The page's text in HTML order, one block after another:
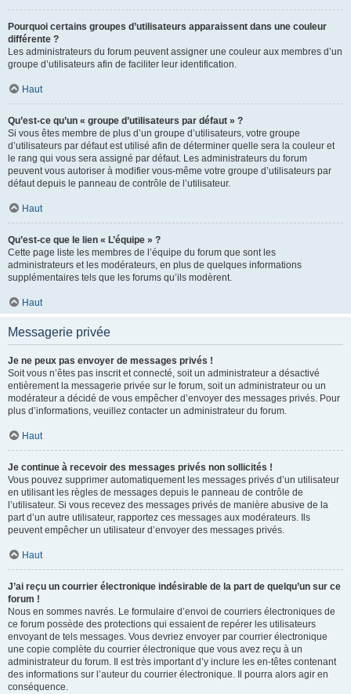
Pourquoi certains groupes d’utilisateurs apparaissent dans une couleur
différente ?
Les administrateurs du forum peuvent assigner une couleur aux membres d’un
groupe d’utilisateurs afin de faciliter leur identification.
Haut
Qu’est-ce qu’un « groupe d’utilisateurs par défaut » ?
Si vous êtes membre de plus d’un groupe d’utilisateurs, votre groupe
d’utilisateurs par défaut est utilisé afin de déterminer quelle sera la couleur et
le rang qui vous sera assigné par défaut. Les administrateurs du forum
peuvent vous autoriser à modifier vous-même votre groupe d’utilisateurs par
défaut depuis le panneau de contrôle de l’utilisateur.
Haut
Qu’est-ce que le lien « L’équipe » ?
Cette page liste les membres de l’équipe du forum que sont les
administrateurs et les modérateurs, en plus de quelques informations
supplémentaires tels que les forums qu’ils modèrent.
Haut
Messagerie privée
Je ne peux pas envoyer de messages privés !
Soit vous n’êtes pas inscrit et connecté, soit un administrateur a désactivé
entièrement la messagerie privée sur le forum, soit un administrateur ou un
modérateur a décidé de vous empêcher d’envoyer des messages privés. Pour
plus d’informations, veuillez contacter un administrateur du forum.
Haut
Je continue à recevoir des messages privés non sollicités !
Vous pouvez supprimer automatiquement les messages privés d’un utilisateur
en utilisant les règles de messages depuis le panneau de contrôle de
l’utilisateur. Si vous recevez des messages privés de manière abusive de la
part d’un autre utilisateur, rapportez ces messages aux modérateurs. Ils
peuvent empêcher un utilisateur d’envoyer des messages privés.
Haut
J’ai reçu un courrier électronique indésirable de la part de quelqu’un sur ce
forum !
Nous en sommes navrés. Le formulaire d’envoi de courriers électroniques de
ce forum possède des protections qui essaient de repérer les utilisateurs
envoyant de tels messages. Vous devriez envoyer par courrier électronique
une copie complète du courrier électronique que vous avez reçu à un
administrateur du forum. Il est très important d’y inclure les en-têtes contenant
des informations sur l’auteur du courrier électronique. Il pourra alors agir en
conséquence.